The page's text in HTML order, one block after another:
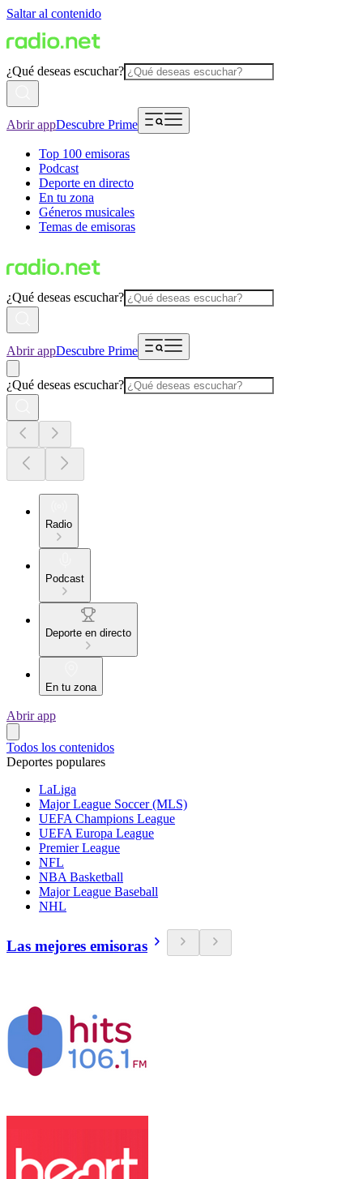
Saltar al contenido
¿Qué deseas escuchar?
Abrir appDescubre Prime
Top 100 emisoras
Podcast
Deporte en directo
En tu zona
Géneros musicales
Temas de emisoras
¿Qué deseas escuchar?
Abrir appDescubre Prime
¿Qué deseas escuchar?
Radio
Podcast
Deporte en directo
En tu zona
Abrir app
Todos los contenidos
Deportes populares
LaLiga
Major League Soccer (MLS)
UEFA Champions League
UEFA Europa League
Premier League
NFL
NBA Basketball
Major League Baseball
NHL
Las mejores emisoras